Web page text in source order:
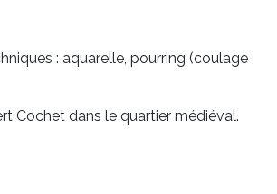
: aquarelle, pourring (coulage
Cochet dans le quartier médiéval.